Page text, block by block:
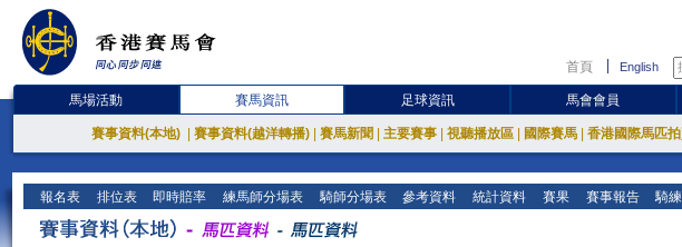
首頁 English
馬場活動 賽馬資訊 足球資訊 馬會會員
賽事資料(本地) 賽事資料(越洋轉播) 賽馬新聞 主要賽事 視聽播放區 國際賽馬 香港國際馬匹
報名表 排位表 即時賠率 練馬師分場表 騎師分場表 參考資料 統計資料 賽果 賽事報告 騎